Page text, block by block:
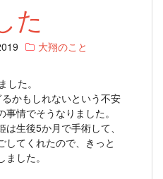
た
大翔のこと
た。
かもしれないという不安
情でそうなりました。
生後5か月で手術して、
してくれたので、きっと
した。